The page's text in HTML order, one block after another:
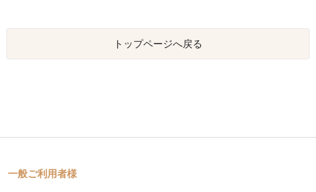
トップページへ戻る
一般ご利用者様